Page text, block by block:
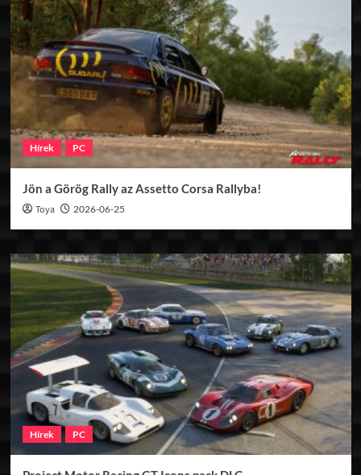
Hírek PC
Jön a Görög Rally az Assetto Corsa Rallyba!
Toya 2026-06-25
Hírek PC